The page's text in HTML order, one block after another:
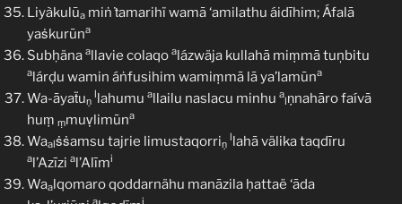
Liyàkulūa miṅ ṫamarihï wamā ‘amilathu áidīhim; Áfalā
yaṡkurūna
Subḥäna allavie colaqo alázwäja kullahā miṃmā tuņbitu
alárḍu wamin áṅfusihim wamiṃmā lā ya’lamūna
Wa-āyaẗuṇ
llahumu allailu naslacu minhu a
lṇnahāro faívā
huṃ ṃmuṿlimūna
Waalṡṡamsu tajrie limustaqorriṇ
llahā välika taqdīru
al’Azīzi al’Alīmi
Waalqomaro qoddarnähu manāzila ḥattaë ‘āda
a i